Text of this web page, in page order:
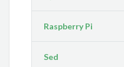
Raspberry Pi
Sed